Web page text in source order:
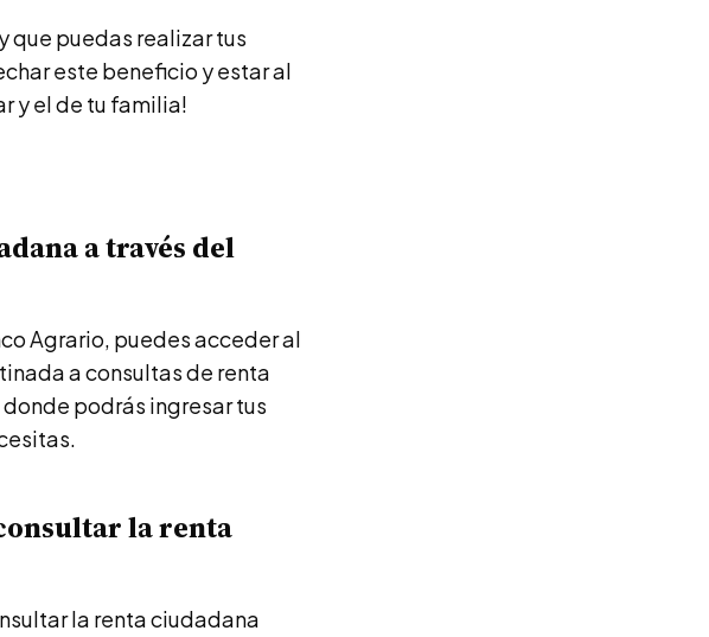
que puedas realizar tus
este beneficio y estar al
y el de tu familia!
a través del
Agrario, puedes acceder al
a consultas de renta
podrás ingresar tus
la renta
la renta ciudadana